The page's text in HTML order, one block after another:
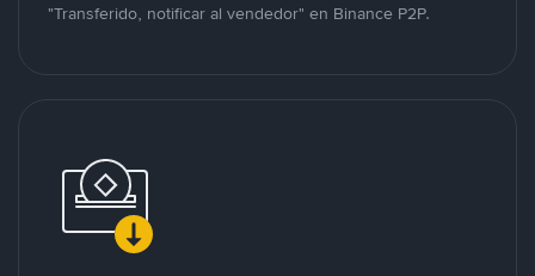
"Transferido, notificar al vendedor" en Binance P2P.